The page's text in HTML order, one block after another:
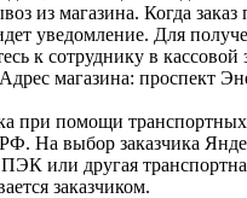
из магазина. Когда заказ
уведомление. Для
к сотруднику в кассовой
магазина: проспект
при помощи
На выбор заказчика
или другая
заказчиком.